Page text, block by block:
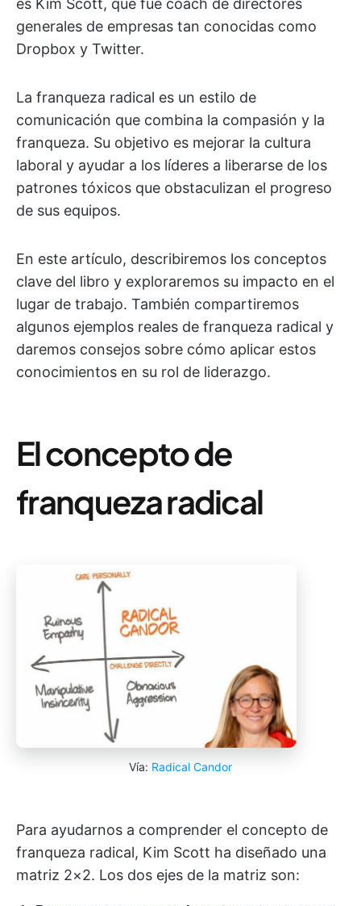
es Kim Scott, que fue coach de directores
generales de empresas tan conocidas como
Dropbox y Twitter.
La franqueza radical es un estilo de
comunicación que combina la compasión y la
franqueza. Su objetivo es mejorar la cultura
laboral y ayudar a los líderes a liberarse de los
patrones tóxicos que obstaculizan el progreso
de sus equipos.
En este artículo, describiremos los conceptos
clave del libro y exploraremos su impacto en el
lugar de trabajo. También compartiremos
algunos ejemplos reales de franqueza radical y
daremos consejos sobre cómo aplicar estos
conocimientos en su rol de liderazgo.
El concepto de
franqueza radical
Vía: Radical Candor
Para ayudarnos a comprender el concepto de
franqueza radical, Kim Scott ha diseñado una
matriz 2×2. Los dos ejes de la matriz son: